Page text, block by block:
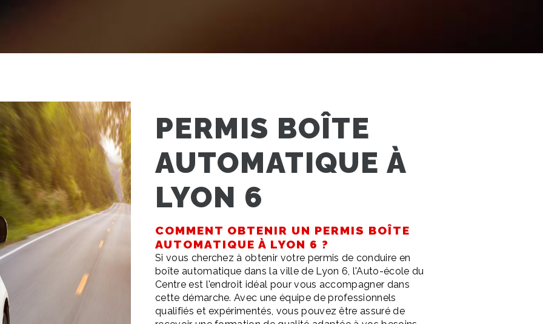
PERMIS BOÎTE
AUTOMATIQUE À
LYON 6
COMMENT OBTENIR UN PERMIS BOÎTE
AUTOMATIQUE À LYON 6 ?
Si vous cherchez à obtenir votre permis de conduire en
boîte automatique dans la ville de Lyon 6, l'Auto-école du
Centre est l'endroit idéal pour vous accompagner dans
cette démarche. Avec une équipe de professionnels
qualifiés et expérimentés, vous pouvez être assuré de